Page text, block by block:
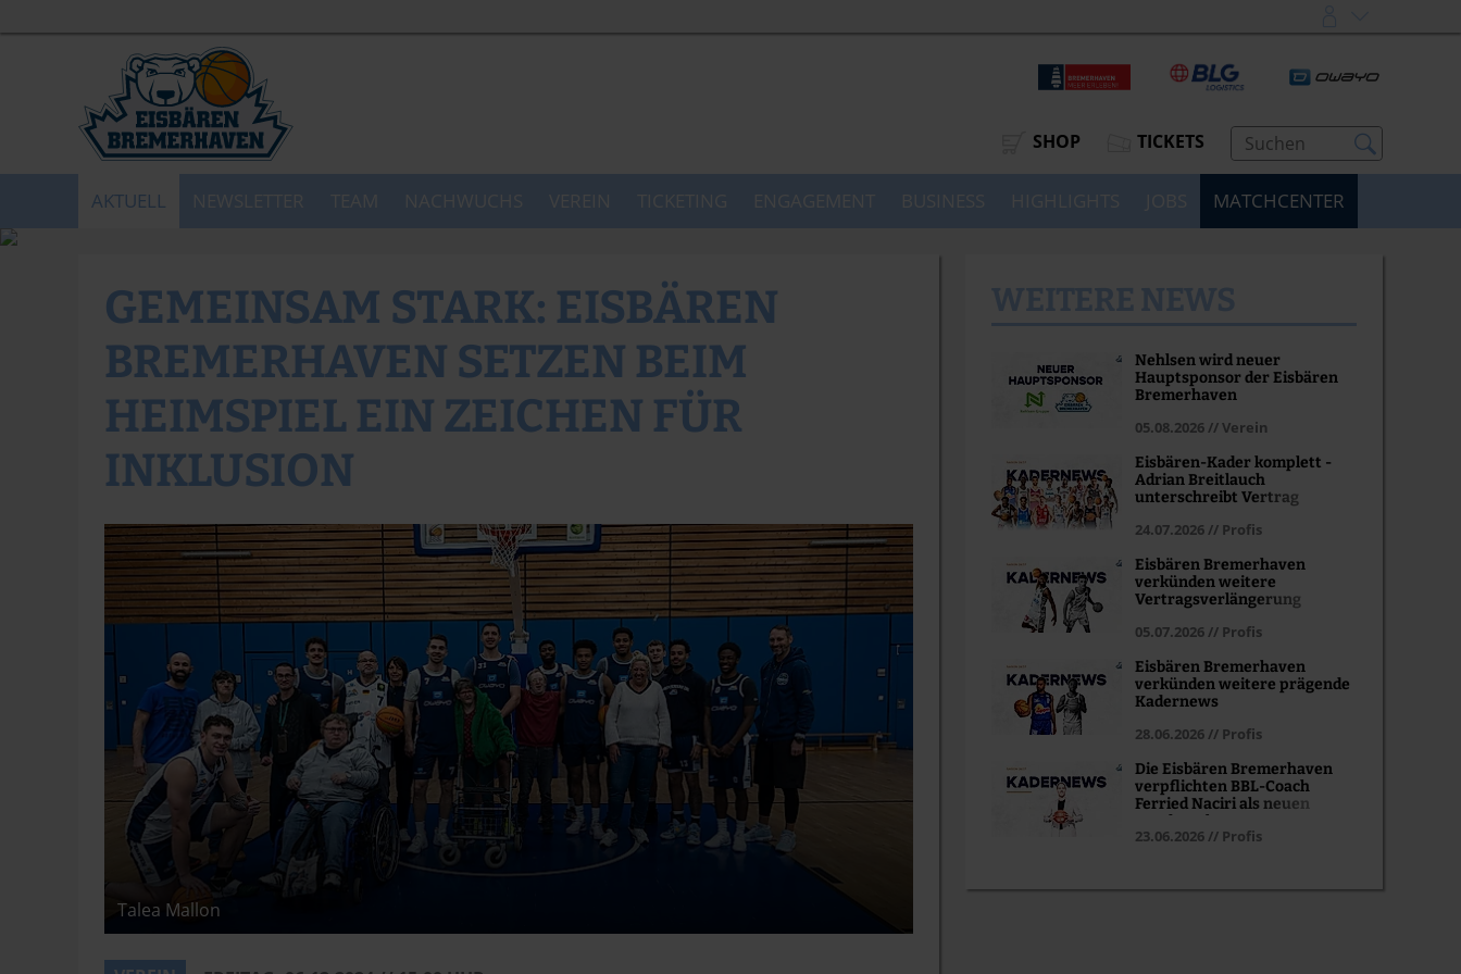
SHOP TICKETS
AKTUELL MATCHCENTER
GEMEINSAM STARK: EISBÄREN
BREMERHAVEN SETZEN BEIM
HEIMSPIEL EIN ZEICHEN FÜR
INKLUSION
Talea Mallon
Nehlsen wird neuer
Hauptsponsor der Eisbären
Bremerhaven
05.08.2026 // Verein
Eisbären-Kader komplett -
Adrian Breitlauch
unterschreibt Vertrag
24.07.2026 // Profis
Eisbären Bremerhaven
verkünden weitere
Vertragsverlängerung
05.07.2026 // Profis
Eisbären Bremerhaven
verkünden weitere prägende
Kadernews
28.06.2026 // Profis
Die Eisbären Bremerhaven
verpflichten BBL-Coach
Ferried Naciri als neuen
Headcoach
23.06.2026 // Profis